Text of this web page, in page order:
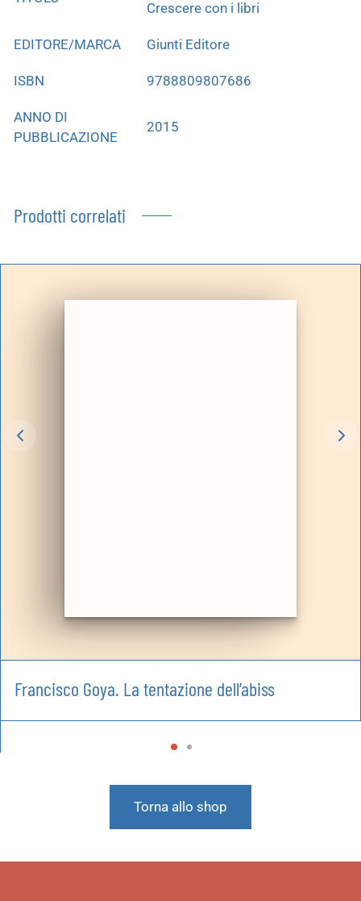
Crescere con i libri
EDITORE/MARCA Giunti Editore
ISBN 9788809807686
ANNO DI
PUBBLICAZIONE
2015
Prodotti correlati
Francisco Goya. La tentazione dell’abiss
Torna allo shop